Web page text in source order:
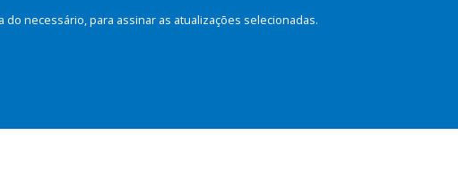
necessário, para assinar as atualizações selecionadas.